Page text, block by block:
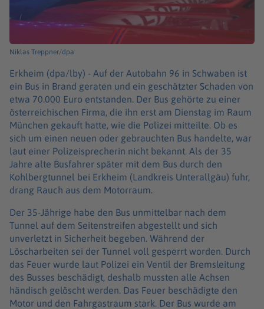
Niklas Treppner/dpa
Erkheim (dpa/lby) - Auf der Autobahn 96 in Schwaben ist
ein Bus in Brand geraten und ein geschätzter Schaden von
etwa 70.000 Euro entstanden. Der Bus gehörte zu einer
österreichischen Firma, die ihn erst am Dienstag im Raum
München gekauft hatte, wie die Polizei mitteilte. Ob es
sich um einen neuen oder gebrauchten Bus handelte, war
laut einer Polizeisprecherin nicht bekannt. Als der 35
Jahre alte Busfahrer später mit dem Bus durch den
Kohlbergtunnel bei Erkheim (Landkreis Unterallgäu) fuhr,
drang Rauch aus dem Motorraum.
Der 35-Jährige habe den Bus unmittelbar nach dem
Tunnel auf dem Seitenstreifen abgestellt und sich
unverletzt in Sicherheit begeben. Während der
Löscharbeiten sei der Tunnel voll gesperrt worden. Durch
das Feuer wurde laut Polizei ein Ventil der Bremsleitung
des Busses beschädigt, deshalb mussten alle Achsen
händisch gelöscht werden. Das Feuer beschädigte den
Motor und den Fahrgastraum stark. Der Bus wurde am